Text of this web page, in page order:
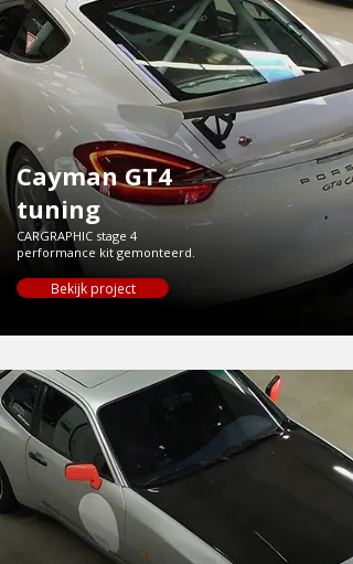
Cayman GT4
tuning
CARGRAPHIC stage 4
performance kit gemonteerd.
Bekijk project